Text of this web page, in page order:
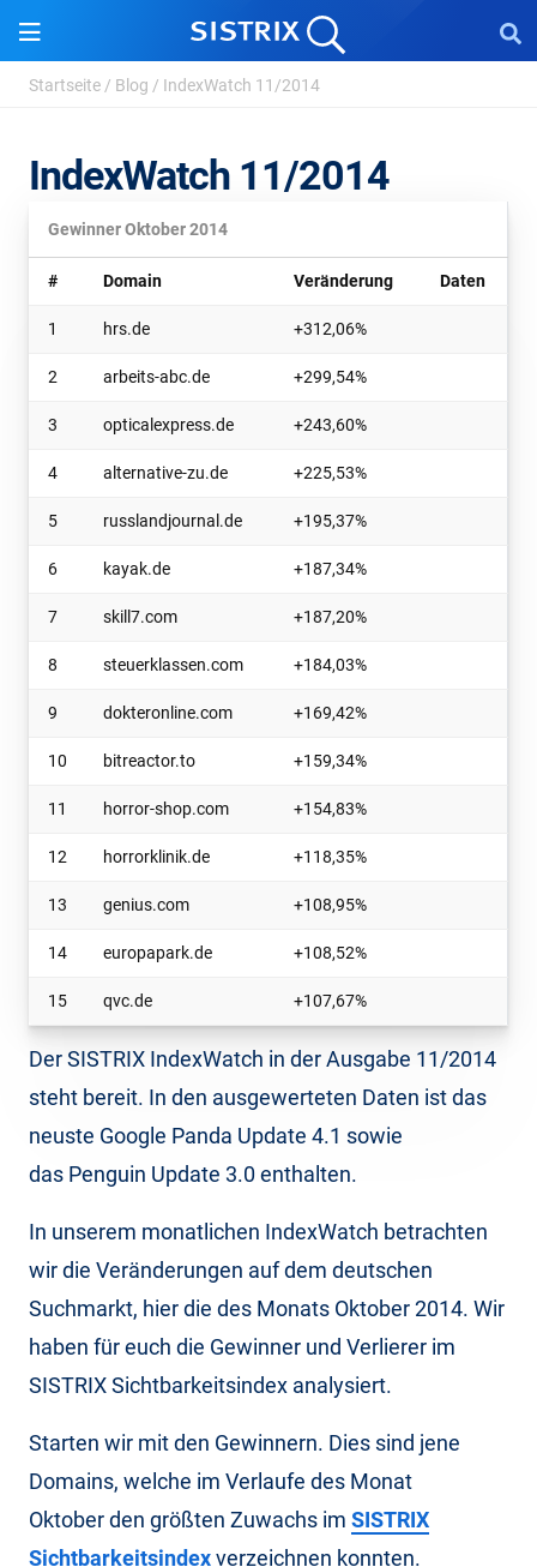
Startseite / Blog / IndexWatch 11/2014
IndexWatch 11/2014
Gewinner Oktober 2014
# Domain Veränderung Daten
1 hrs.de +312,06%
2 arbeits-abc.de +299,54%
3 opticalexpress.de +243,60%
4 alternative-zu.de +225,53%
5 russlandjournal.de +195,37%
6 kayak.de +187,34%
7 skill7.com +187,20%
8 steuerklassen.com +184,03%
9 dokteronline.com +169,42%
10 bitreactor.to +159,34%
11 horror-shop.com +154,83%
12 horrorklinik.de +118,35%
13 genius.com +108,95%
14 europapark.de +108,52%
15 qvc.de +107,67%
Der SISTRIX IndexWatch in der Ausgabe 11/2014
steht bereit. In den ausgewerteten Daten ist das
neuste Google Panda Update 4.1 sowie
das Penguin Update 3.0 enthalten.
In unserem monatlichen IndexWatch betrachten
wir die Veränderungen auf dem deutschen
Suchmarkt, hier die des Monats Oktober 2014. Wir
haben für euch die Gewinner und Verlierer im
SISTRIX Sichtbarkeitsindex analysiert.
Starten wir mit den Gewinnern. Dies sind jene
Domains, welche im Verlaufe des Monat
Oktober den größten Zuwachs im SISTRIX
Sichtbarkeitsindexverzeichnen konnten.